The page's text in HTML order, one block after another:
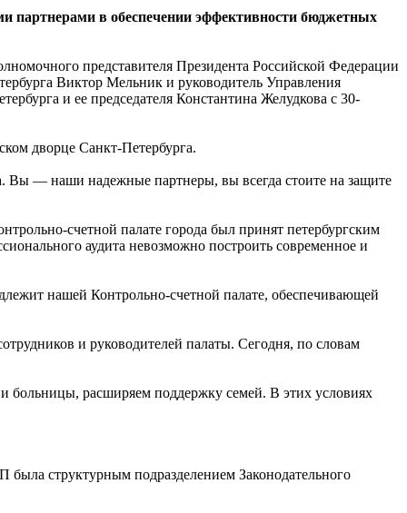
партнерами в обеспечении эффективности бюджетных
представителя Президента Российской Федерации
Виктор Мельник и руководитель Управления
и ее председателя Константина Желудкова с 30-
дворце Санкт-Петербурга.
Вы — наши надежные партнеры, вы всегда стоите на защите
счетной палате города был принят петербургским
аудита невозможно построить современное и
нашей Контрольно-счетной палате, обеспечивающей
и руководителей палаты. Сегодня, по словам
больницы, расширяем поддержку семей. В этих условиях
структурным подразделением Законодательного